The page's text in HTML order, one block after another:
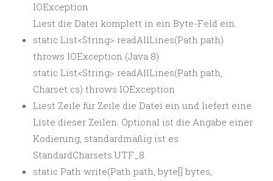
IOException
Liest die Datei komplett in ein Byte-Feld ein.
static List<String> readAllLines(Path path)
throws IOException (Java 8)
static List<String> readAllLines(Path path,
Charset cs) throws IOException
Liest Zeile für Zeile die Datei ein und liefert eine
Liste dieser Zeilen. Optional ist die Angabe einer
Kodierung, standardmäßig ist es
StandardCharsets.UTF_8.
static Path write(Path path, byte[] bytes,